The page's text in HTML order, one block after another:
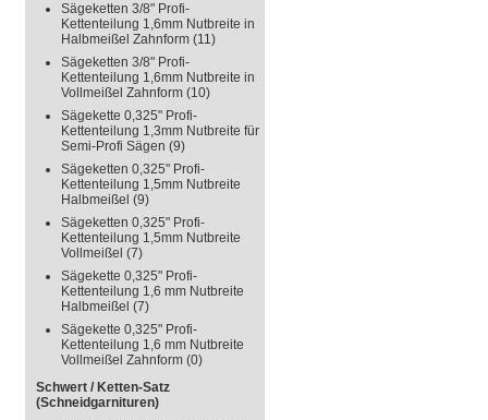
Sägeketten 3/8" Profi-
Kettenteilung 1,6mm Nutbreite in
Halbmeißel Zahnform (11)
Sägeketten 3/8" Profi-
Kettenteilung 1,6mm Nutbreite in
Vollmeißel Zahnform (10)
Sägekette 0,325" Profi-
Kettenteilung 1,3mm Nutbreite für
Semi-Profi Sägen (9)
Sägeketten 0,325" Profi-
Kettenteilung 1,5mm Nutbreite
Halbmeißel (9)
Sägeketten 0,325" Profi-
Kettenteilung 1,5mm Nutbreite
Vollmeißel (7)
Sägekette 0,325" Profi-
Kettenteilung 1,6 mm Nutbreite
Halbmeißel (7)
Sägekette 0,325" Profi-
Kettenteilung 1,6 mm Nutbreite
Vollmeißel Zahnform (0)
Schwert / Ketten-Satz
(Schneidgarnituren)